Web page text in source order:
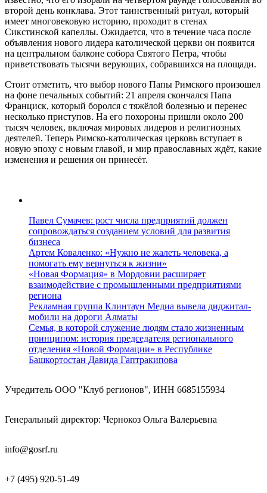
второй день конклава. Этот таинственный ритуал, который
имеет многовековую историю, проходит в стенах
Сикстинской капеллы. Ожидается, что в течение часа после
объявления нового лидера католической церкви он появится
на центральном балконе собора Святого Петра, чтобы
приветствовать тысячи верующих, собравшихся на площади.
Стоит отметить, что выбор нового Папы Римского произошел
на фоне печальных событий: 21 апреля скончался Папа
Франциск, который боролся с тяжёлой болезнью и перенес
несколько приступов. На его похороны пришли около 200
тысяч человек, включая мировых лидеров и религиозных
деятелей. Теперь Римско-католическая церковь вступает в
новую эпоху с новым главой, и мир православных ждёт, какие
изменения и решения он принесёт.
Павел Сумачев: рост числа предприятий должен
сопровождаться созданием условий для развития
бизнеса
Артем Коваленко: «Нужно не жалеть человека, а
помогать ему вернуться к жизни»
«Новая Формация» в Мордовии расширяет
взаимодействие с промышленными предприятиями
региона
Рекламная группа Клинтаун Медиа вывела диджитал-
мобили на дороги Алматы
Семья, в которой служение людям стало жизненным
принципом: история председателя регионального
отделения «Новой Формации» в Республике
Башкортостан Давида Гаптракипова
Учредитель ООО "Клуб регионов", ИНН 6685155934
Генеральный директор: Чернокоз Ольга Валерьевна
info@gosrf.ru
+7 (495) 920-51-49